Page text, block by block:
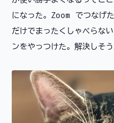
になった。Zoom でつなげ
だけでまったくしゃべらな
ンをやっつけた。解決しそう